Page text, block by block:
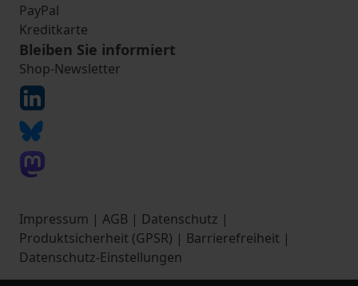
PayPal
Kreditkarte
Bleiben Sie informiert
Shop-Newsletter
Impressum | AGB | Datenschutz |
Produktsicherheit (GPSR) | Barrierefreiheit |
Datenschutz-Einstellungen